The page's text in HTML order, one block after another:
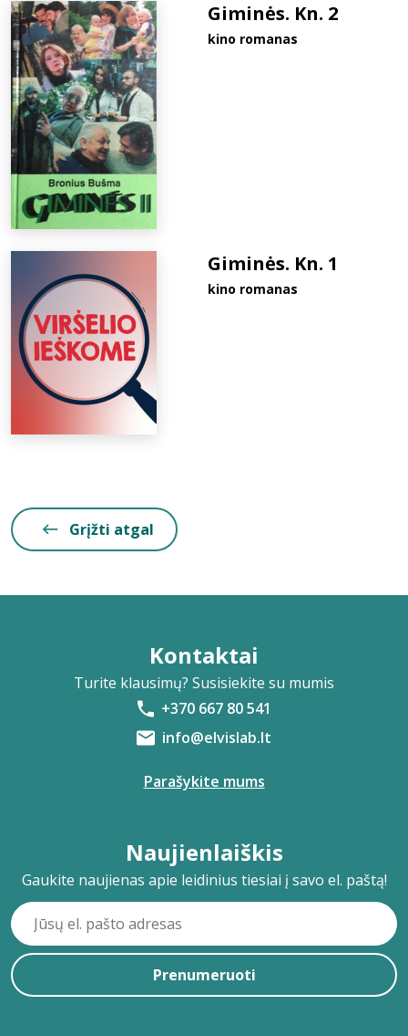
Giminės. Kn. 2
kino romanas
Giminės. Kn. 1
kino romanas
Grįžti atgal
Kontaktai
Turite klausimų? Susisiekite su mumis
+370 667 80 541
info@elvislab.lt
Parašykite mums
Naujienlaiškis
Gaukite naujienas apie leidinius tiesiai į savo el. paštą!
Prenumeruoti